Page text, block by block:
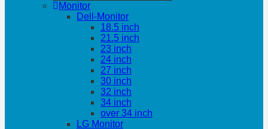
Monitor
Dell-Monitor
18.5 inch
21.5 inch
23 inch
24 inch
27 inch
30 inch
32 inch
34 inch
over 34 inch
LG Monitor